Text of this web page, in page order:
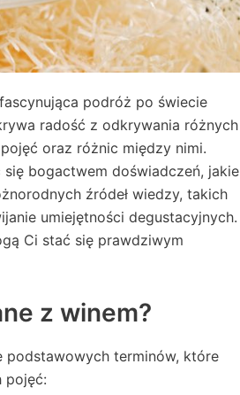
podróż po świecie
radość z odkrywania różnych
oraz różnic między nimi.
bogactwem doświadczeń, jakie
źródeł wiedzy, takich
umiejętności degustacyjnych.
Ci stać się prawdziwym
z winem?
podstawowych terminów, które
pojęć: